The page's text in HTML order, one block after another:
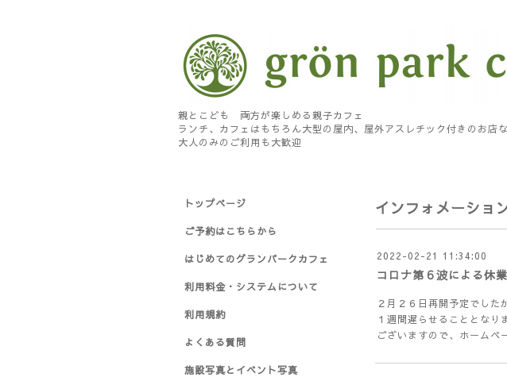
親とこども 両方が楽しめる親子カフェ
ランチ、カフェはもちろん大型の屋内、屋外アスレチック付きのお店
大人のみのご利用も大歓迎
インフォメーショ
2022-02-21 11:34:00
コロナ第６波による休
２月２６日再開予定でした
１週間遅らせることとなり
ございますので、ホームペ
トップページ
ご予約はこちらから
はじめてのグランパークカフェ
利用料金・システムについて
利用規約
よくある質問
施設写真とイベント写真